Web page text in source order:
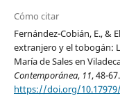
Cómo citar
Fernández-Cobián, E., &
extranjero y el tobogán:
María de Sales en
Contemporánea, 11, 48-67.
https://doi.org/10.17979/